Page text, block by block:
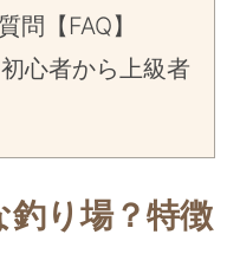
問【FAQ】
心者から上級者
り場？特徴